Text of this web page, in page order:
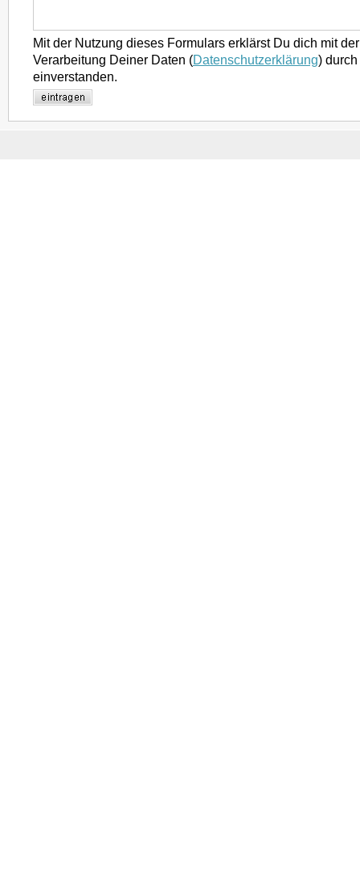
Mit der Nutzung dieses Formulars erklärst Du dich mit
Verarbeitung Deiner Daten (Datenschutzerklärung)
einverstanden.